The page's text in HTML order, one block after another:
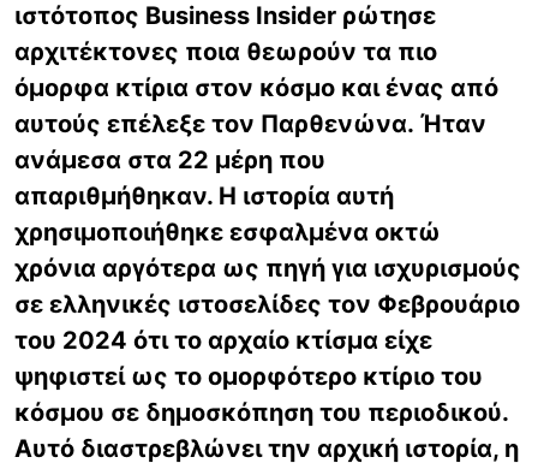
ιστότοπος Business Insider ρώτησε
αρχιτέκτονες ποια θεωρούν τα πιο
όμορφα κτίρια στον κόσμο και ένας από
αυτούς επέλεξε τον Παρθενώνα. Ήταν
ανάμεσα στα 22 μέρη που
απαριθμήθηκαν. Η ιστορία αυτή
χρησιμοποιήθηκε εσφαλμένα οκτώ
χρόνια αργότερα ως πηγή για ισχυρισμούς
σε ελληνικές ιστοσελίδες τον Φεβρουάριο
του 2024 ότι το αρχαίο κτίσμα είχε
ψηφιστεί ως το ομορφότερο κτίριο του
κόσμου σε δημοσκόπηση του περιοδικού.
Αυτό διαστρεβλώνει την αρχική ιστορία, η